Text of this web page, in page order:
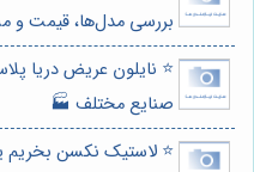
بررسی مدل‌ها، قیمت
⭐️ نایلون عریض دریا
صنایع مختلف 🏭
⭐️ لاستیک نکسن بخریم یا